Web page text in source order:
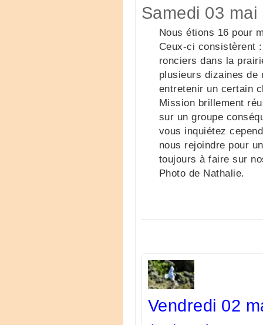
Samedi 03 mai
Nous étions 16 pour
Ceux-ci consistèrent
ronciers dans la
plusieurs dizaines de
entretenir un certain
Mission brillement
sur un groupe
vous inquiétez
nous rejoindre pour
toujours à faire sur
Photo de Nathalie.
Vendredi 02